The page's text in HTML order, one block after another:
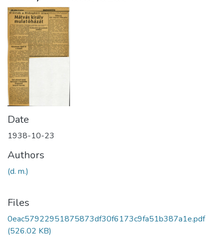
Date
1938-10-23
Authors
(d. m.)
Files
0eac57922951875873df30f6173c9fa51b387a1e.pdf
(526.02 KB)